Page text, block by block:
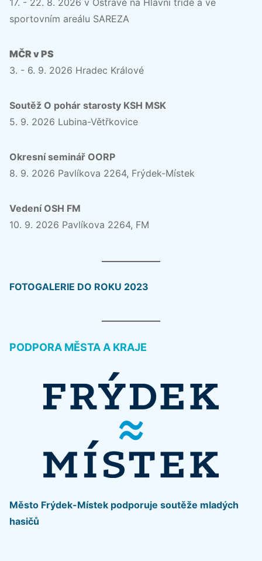
sportovním areálu SAREZA
MČR v PS
3. - 6. 9. 2026 Hradec Králové
Soutěž O pohár starosty KSH MSK
5. 9. 2026 Lubina-Větřkovice
Okresní seminář OORP
8. 9. 2026 Pavlíkova 2264, Frýdek-Místek
Vedení OSH FM
10. 9. 2026 Pavlíkova 2264, FM
FOTOGALERIE DO ROKU 2023
PODPORA MĚSTA A KRAJE
Město Frýdek-Místek podporuje soutěže mladých
hasičů